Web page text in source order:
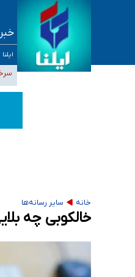
ایلنا
۴۰ تا ۵۰ روز گرمای نسبی در پیش داریم/ دمای تهران به ۳۸ درجه می‌رسد
خانه سایر رسانه‌ها
خالکوبی چه